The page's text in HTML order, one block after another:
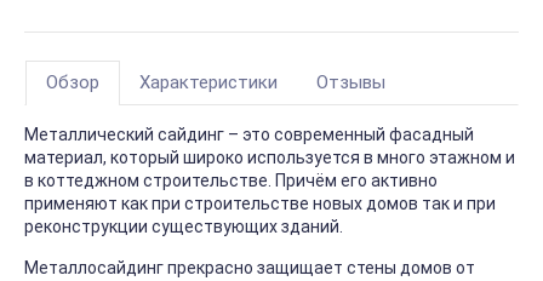
Обзор Характеристики Отзывы
Металлический сайдинг – это современный фасадный
материал, который широко используется в много этажном и
в коттеджном строительстве. Причём его активно
применяют как при строительстве новых домов так и при
реконструкции существующих зданий.
Металлосайдинг прекрасно защищает стены домов от